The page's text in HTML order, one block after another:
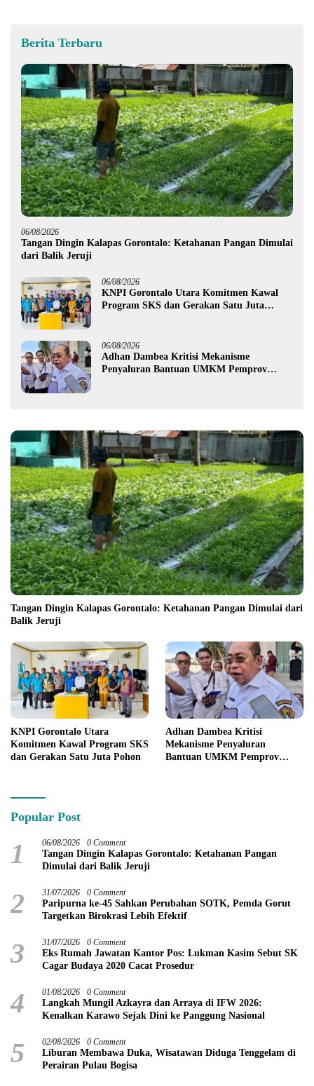
Berita Terbaru
06/08/2026
Tangan Dingin Kalapas Gorontalo: Ketahanan Pangan Dimulai
dari Balik Jeruji
06/08/2026
KNPI Gorontalo Utara Komitmen Kawal
Program SKS dan Gerakan Satu Juta
06/08/2026
Adhan Dambea Kritisi Mekanisme
Penyaluran Bantuan UMKM Pemprov
Tangan Dingin Kalapas Gorontalo: Ketahanan Pangan Dimulai dari
Balik Jeruji
KNPI Gorontalo Utara
Komitmen Kawal Program SKS
dan Gerakan Satu Juta Pohon
Adhan Dambea Kritisi
Mekanisme Penyaluran
Bantuan UMKM Pemprov
Popular Post
1 06/08/2026 0 Comment
Tangan Dingin Kalapas Gorontalo: Ketahanan Pangan
Dimulai dari Balik Jeruji
2 31/07/2026 0 Comment
Paripurna ke-45 Sahkan Perubahan SOTK, Pemda Gorut
Targetkan Birokrasi Lebih Efektif
3 31/07/2026 0 Comment
Eks Rumah Jawatan Kantor Pos: Lukman Kasim Sebut SK
Cagar Budaya 2020 Cacat Prosedur
4 01/08/2026 0 Comment
Langkah Mungil Azkayra dan Arraya di IFW 2026:
Kenalkan Karawo Sejak Dini ke Panggung Nasional
5 02/08/2026 0 Comment
Liburan Membawa Duka, Wisatawan Diduga Tenggelam di
Perairan Pulau Bogisa